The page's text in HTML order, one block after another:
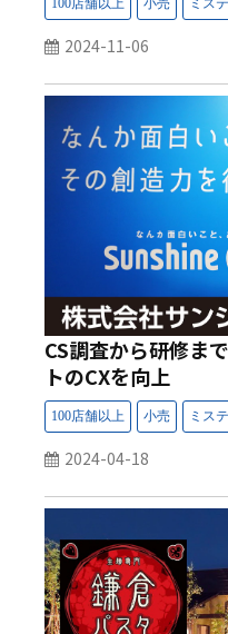
2024-11-06
CS調査から研修ま
トのCXを向上
2024-04-18